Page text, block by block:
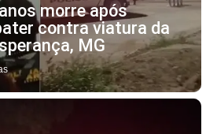
morre após
contra viatura da
MG